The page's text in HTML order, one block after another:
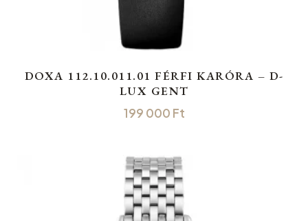
DOXA 112.10.011.01 FÉRFI KARÓRA – D-
LUX GENT
199 000 Ft